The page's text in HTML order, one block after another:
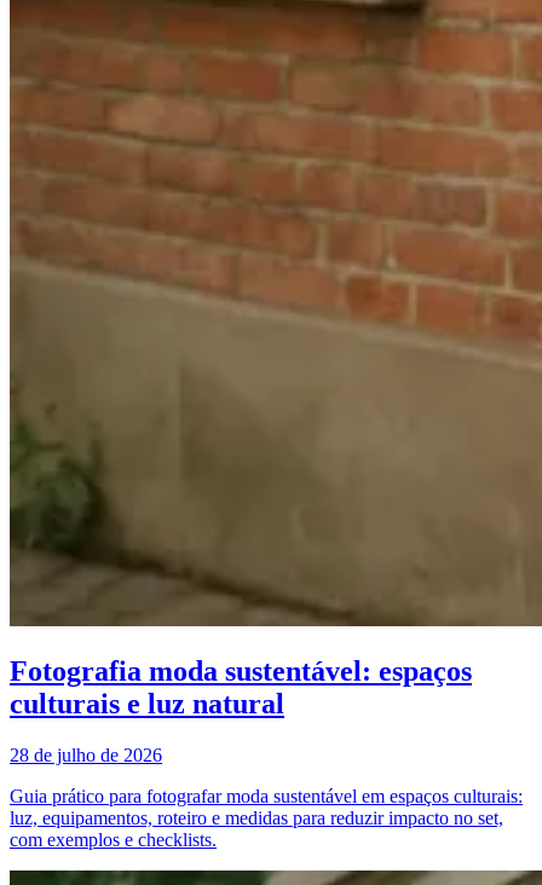
Fotografia moda sustentável: espaços
culturais e luz natural
28 de julho de 2026
Guia prático para fotografar moda sustentável em espaços culturais:
luz, equipamentos, roteiro e medidas para reduzir impacto no set,
com exemplos e checklists.